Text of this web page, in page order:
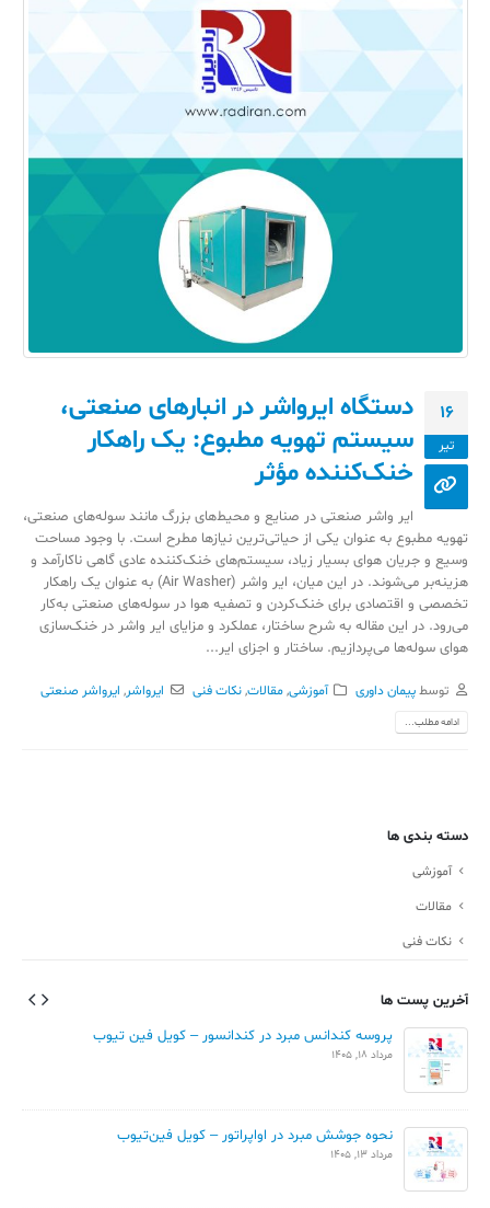
16
تیر
دستگاه ایرواشر در انبارهای صنعتی،
سیستم تهویه مطبوع: یک راهکار
خنک‌کننده مؤثر
ایر واشر صنعتی در صنایع و محیط‌های بزرگ مانند سوله‌های صنعتی،
تهویه مطبوع به عنوان یکی از حیاتی‌ترین نیازها مطرح است. با وجود مساحت
وسیع و جریان هوای بسیار زیاد، سیستم‌های خنک‌کننده عادی گاهی ناکارآمد و
هزینه‌بر می‌شوند. در این میان، ایر واشر (Air Washer) به عنوان یک راهکار
تخصصی و اقتصادی برای خنک‌کردن و تصفیه هوا در سوله‌های صنعتی به‌کار
می‌رود. در این مقاله به شرح ساختار، عملکرد و مزایای ایر واشر در خنک‌سازی
هوای سوله‌ها می‌پردازیم. ساختار و اجزای ایر...
توسطپیمان داوری آموزشی,مقالات,نکات فنی ایرواشر, ایرواشر صنعتی
ادامه مطلب...
دسته بندی ها
آموزشی
مقالات
نکات فنی
آخرین پست ها
پروسه کندانس مبرد در کندانسور – کویل فین تیوب
مرداد 18, 1405
نحوه جوشش مبرد در اواپراتور – کویل فین‌تیوب
مرداد 13, 1405